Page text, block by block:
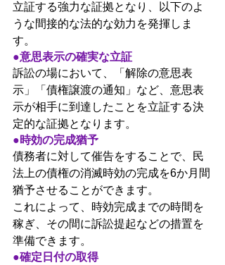
立証する強力な証拠となり、以下のよ
うな間接的な法的な効力を発揮しま
す。
●意思表示の確実な立証
訴訟の場において、「解除の意思表
示」「債権譲渡の通知」など、意思表
示が相手に到達したことを立証する決
定的な証拠となります。
●時効の完成猶予
債務者に対して催告をすることで、民
法上の債権の消滅時効の完成を6か月間
猶予させることができます。
これによって、時効完成までの時間を
稼ぎ、その間に訴訟提起などの措置を
準備できます。
●確定日付の取得